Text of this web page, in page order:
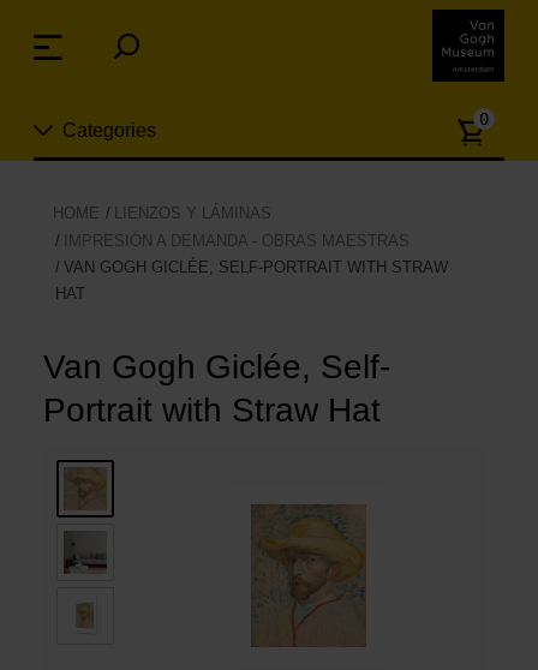
links
Jump
content
navigation
Categories
Nuevo
Joyas
Para la casa
Hogar y Cocina
Ocio
0
HOME
LIENZOS Y LÁMINAS
IMPRESIÓN A DEMANDA - OBRAS MAESTRAS
VAN GOGH GICLÉE, SELF-PORTRAIT WITH STRAW
HAT
Van Gogh Giclée, Self-
Portrait with Straw Hat
Menu